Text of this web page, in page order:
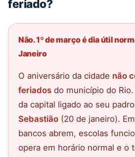
feriado?
Não. 1º de março é dia útil
Janeiro
O aniversário da cidade não
feriados do município do
da capital ligado ao seu
Sebastião (20 de janeiro).
bancos abrem, escolas
opera em horário normal e o